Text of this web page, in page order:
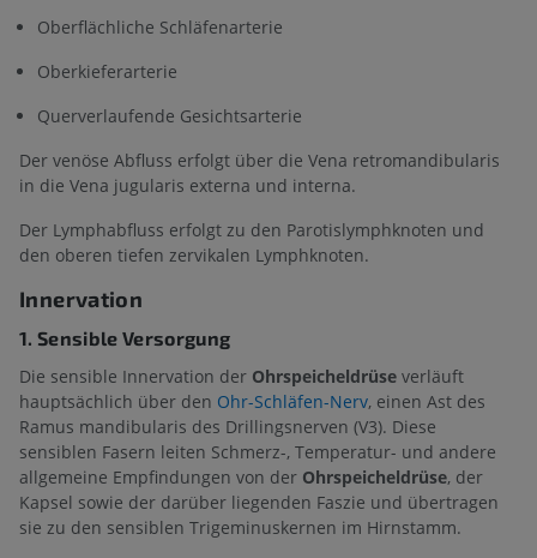
Oberflächliche Schläfenarterie
Oberkieferarterie
Querverlaufende Gesichtsarterie
Der venöse Abfluss erfolgt über die Vena retromandibularis
in die Vena jugularis externa und interna.
Der Lymphabfluss erfolgt zu den Parotislymphknoten und
den oberen tiefen zervikalen Lymphknoten.
Innervation
1. Sensible Versorgung
Die sensible Innervation der Ohrspeicheldrüse verläuft
hauptsächlich über den Ohr-Schläfen-Nerv, einen Ast des
Ramus mandibularis des Drillingsnerven (V3). Diese
sensiblen Fasern leiten Schmerz-, Temperatur- und andere
allgemeine Empfindungen von der Ohrspeicheldrüse, der
Kapsel sowie der darüber liegenden Faszie und übertragen
sie zu den sensiblen Trigeminuskernen im Hirnstamm.